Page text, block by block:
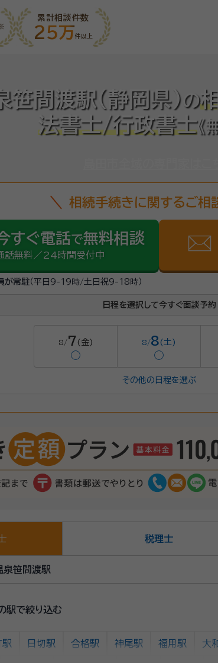
累計相談件数
25万件以上
笹間渡駅(静岡県) の
法書士/行政書士《
相続手続きに関するご相
すぐ電話で無料相談
話無料／24時間受付中
が常駐（平日9-19時/土日祝9-18時）
日程を選択して今すぐ面談予約
8/7 (金)
◯
8/8(土)
◯
その他の日程を選ぶ
税理士
笹間渡駅
駅で絞り込む
駅 日切駅 合格駅 神尾駅 福用駅 大